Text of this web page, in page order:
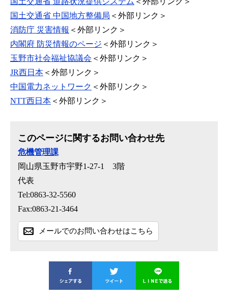
国土交通省 中国地方整備局 ＜外部リンク＞
消防庁 災害情報 ＜外部リンク＞
内閣府 防災情報のページ ＜外部リンク＞
玉野市社会福祉協議会 ＜外部リンク＞
JR西日本 ＜外部リンク＞
中国電力ネットワーク ＜外部リンク＞
NTT西日本 ＜外部リンク＞
このページに関するお問い合わせ先
危機管理課
岡山県玉野市宇野1-27-1 3階
代表
Tel:0863-32-5560
Fax:0863-21-3464
メールでのお問い合わせはこちら